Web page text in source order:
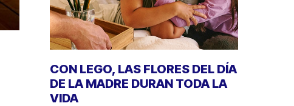
CON LEGO, LAS FLORES DEL DÍA
DE LA MADRE DURAN TODA LA
VIDA